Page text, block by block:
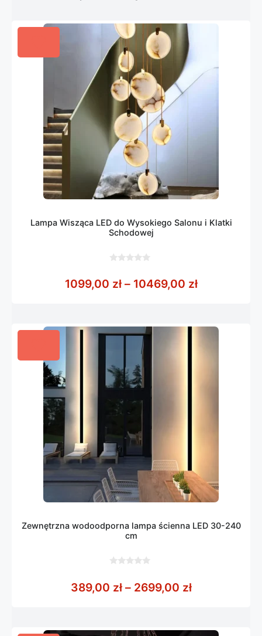
Lampa Wisząca LED do Wysokiego Salonu i Klatki
Schodowej
5
1099,00 zł – 10469,00 złZakres
Zewnętrzna wodoodporna lampa ścienna LED 30-240
cm
5
389,00 zł – 2699,00 złZakres cen: